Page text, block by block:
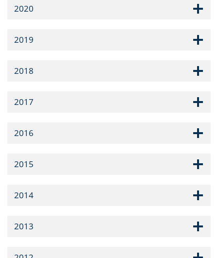
2020
2019
2018
2017
2016
2015
2014
2013